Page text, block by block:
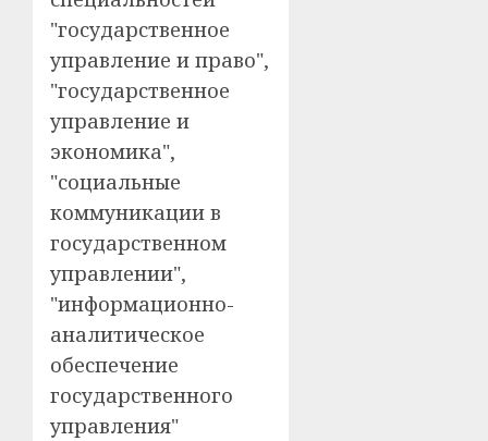
"государственное
управление и право",
"государственное
управление и
экономика",
"социальные
коммуникации в
государственном
управлении",
"информационно-
аналитическое
обеспечение
государственного
управления"